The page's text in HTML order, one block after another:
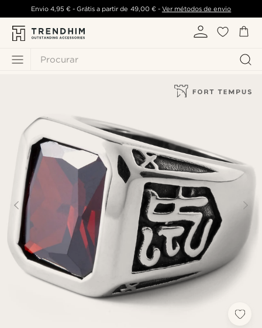
Procurar
Envio 4,95 €- Grátis a partir de 49,00 €- Ver métodos de envio